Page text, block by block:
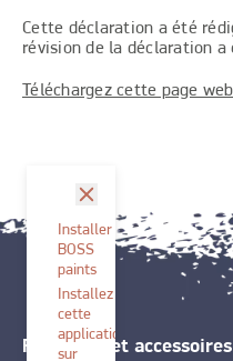
Cette déclaration a été
révision de la déclaration a
Téléchargez cette page
Peintures et accessoires
Installer
BOSS
paints
Installez
cette
application
sur
fermer